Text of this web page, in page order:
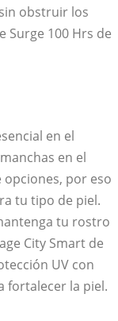
obstruir los
Surge 100 Hrs de
en el
en el
por eso
tu tipo de piel.
tu rostro
City Smart de
UV con
fortalecer la piel.